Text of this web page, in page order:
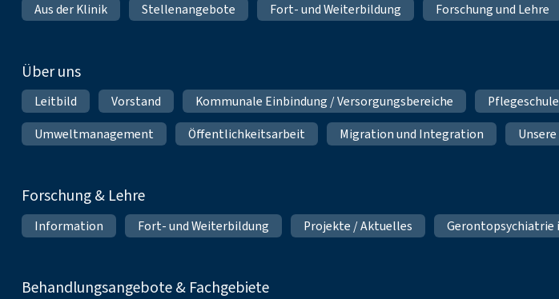
Aus der Klinik Stellenangebote Fort- und Weiterbildung Forschung und Lehre
Über uns
Leitbild Vorstand Kommunale Einbindung / Versorgungsbereiche Pflegeschule
Umweltmanagement
Öffentlichkeitsarbeit Migration und Integration
Forschung & Lehre
Information Fort- und Weiterbildung Projekte / Aktuelles Gerontopsychiatrie
Behandlungsangebote & Fachgebiete